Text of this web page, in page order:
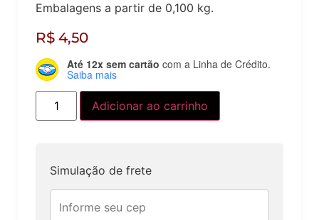
Embalagens a partir de 0,100 kg.
R$ 4,50
Até 12x sem cartão com a Linha de Crédito.
Saiba mais
Adicionar ao carrinho
Simulação de frete